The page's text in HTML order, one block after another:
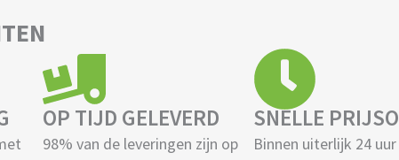
OP TIJD GELEVERD
98% van de leveringen zijn op
SNELLE
Binnen uiterlijk 24